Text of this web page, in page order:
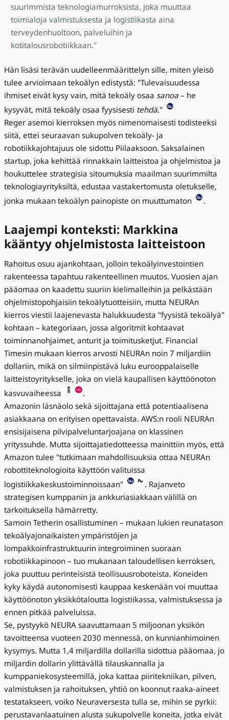
suurimmista teknologiamurroksista, joka muuttaa
toimialoja valmistuksesta ja logistiikasta aina
terveydenhuoltoon, palveluihin ja
kotitalousrobotiikkaan."
Hän lisäsi terävän uudelleenmäärittelyn sille, miten yleisö
tulee arvioimaan tekoälyn edistystä: "Tulevaisuudessa
ihmiset eivät kysy vain, mitä tekoäly osaa sanoa – he
kysyvät, mitä tekoäly osaa fyysisesti tehdä."
Reger asemoi kierroksen myös nimenomaisesti todisteeksi
siitä, ettei seuraavan sukupolven tekoäly- ja
robotiikkajohtajuus ole sidottu Piilaaksoon. Saksalainen
startup, joka kehittää rinnakkain laitteistoa ja ohjelmistoa ja
houkuttelee strategisia sitoumuksia maailman suurimmilta
teknologiayrityksiltä, edustaa vastakertomusta oletukselle,
jonka mukaan tekoälyn painopiste on muuttumaton
.
Laajempi konteksti: Markkina
kääntyy ohjelmistosta laitteistoon
Rahoitus osuu ajankohtaan, jolloin tekoälyinvestointien
rakenteessa tapahtuu rakenteellinen muutos. Vuosien ajan
pääomaa on kaadettu suuriin kielimalleihin ja pelkästään
ohjelmistopohjaisiin tekoälytuotteisiin, mutta NEURAn
kierros viestii laajenevasta halukkuudesta "fyysistä tekoälyä"
kohtaan – kategoriaan, jossa algoritmit kohtaavat
toiminnanohjaimet, anturit ja toimitusketjut. Financial
Timesin mukaan kierros arvosti NEURAn noin 7 miljardiin
dollariin, mikä on silmiinpistävä luku eurooppalaiselle
laitteistoyritykselle, joka on vielä kaupallisen käyttöönoton
kasvuvaiheessa
.
Amazonin läsnäolo sekä sijoittajana että potentiaalisena
asiakkaana on erityisen opettavaista. AWS:n rooli NEURAn
ensisijaisena pilvipalveluntarjoajana on klassinen
yrityssuhde. Mutta sijoittajatiedotteessa mainittiin myös, että
Amazon tulee "tutkimaan mahdollisuuksia ottaa NEURAn
robottiteknologioita käyttöön valituissa
logistiikkakeskustoiminnoissaan"
. Rajanveto
strategisen kumppanin ja ankkuriasiakkaan välillä on
tarkoituksella hämärretty.
Samoin Tetherin osallistuminen – mukaan lukien reunatason
tekoälyajonaikaisten ympäristöjen ja
lompakkoinfrastruktuurin integroiminen suoraan
robotiikkapinoon – tuo mukanaan taloudellisen kerroksen,
joka puuttuu perinteisistä teollisuusroboteista. Koneiden
kyky käydä autonomisesti kauppaa keskenään voi muuttaa
käyttöönoton yksikkötaloutta logistiikassa, valmistuksessa ja
ennen pitkää palveluissa.
Se, pystyykö NEURA saavuttamaan 5 miljoonan yksikön
tavoitteensa vuoteen 2030 mennessä, on kunnianhimoinen
kysymys. Mutta 1,4 miljardilla dollarilla sidottua pääomaa, jo
miljardin dollarin ylittävällä tilauskannalla ja
kumppaniekosysteemillä, joka kattaa piiritekniikan, pilven,
valmistuksen ja rahoituksen, yhtiö on koonnut raaka-aineet
testatakseen, voiko Neuraversesta tulla se, mihin se pyrkii:
perustavanlaatuinen alusta sukupolvelle koneita, jotka eivät